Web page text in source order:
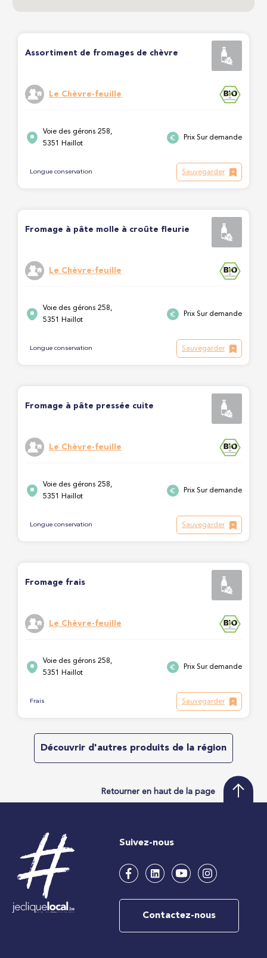
Assortiment de fromages de chèvre
Le Chèvre-feuille
Voie des gérons 258,
5351 Haillot
Prix Sur demande
Longue conservation Sauvegarder
Fromage à pâte molle à croûte fleurie
Le Chèvre-feuille
Voie des gérons 258,
5351 Haillot
Prix Sur demande
Longue conservation Sauvegarder
Fromage à pâte pressée cuite
Le Chèvre-feuille
Voie des gérons 258,
5351 Haillot
Prix Sur demande
Longue conservation Sauvegarder
Fromage frais
Le Chèvre-feuille
Voie des gérons 258,
5351 Haillot
Prix Sur demande
Frais Sauvegarder
Découvrir d'autres produits de la région
Retourner en haut de la page
Suivez-nous
Contactez-nous